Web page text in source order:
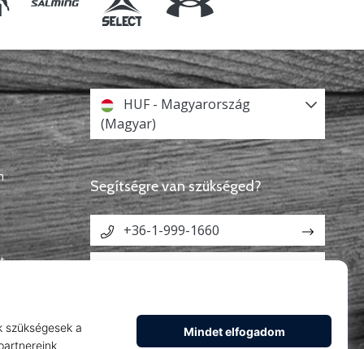
HUF - Magyarország
(Magyar)
Segítségre van szükséged?
+36-1-999-1660